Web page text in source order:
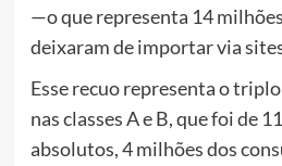
—o que representa 14
deixaram de importar via
Esse recuo representa o
nas classes A e B, que foi de
absolutos, 4 milhões dos